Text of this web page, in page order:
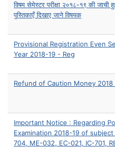
विषम सेमेस्टर परीक्षा २०१८-१९ की जाची
पुस्तिकाएँ दिखाए जाने विषयक
Provisional Registration Even
Year 2018-19 - Reg
Refund of Caution Money 2018
Important Notice : Regarding
Examination 2018-19 of
704, ME-032, EC-021, IC-701,